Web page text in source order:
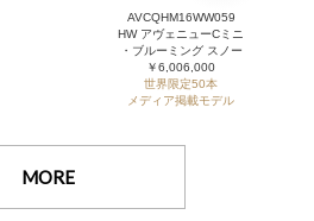
AVCQHM16WW059
HW アヴェニューCミニ
・ブルーミング スノー
￥6,006,000
世界限定50本
メディア掲載モデル
MORE